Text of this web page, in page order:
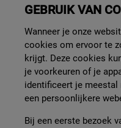
GEBRUIK VAN
Wanneer je onze
cookies om ervoor te
krijgt. Deze cookies
je voorkeuren of je
identificeert je meestal
een persoonlijkere
Bij een eerste bezoek